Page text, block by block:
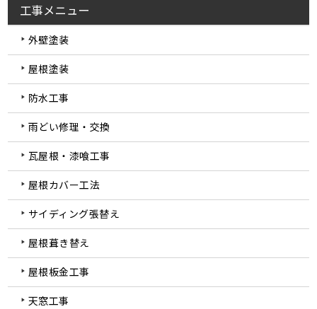
工事メニュー
外壁塗装
屋根塗装
防水工事
雨どい修理・交換
瓦屋根・漆喰工事
屋根カバー工法
サイディング張替え
屋根葺き替え
屋根板金工事
天窓工事